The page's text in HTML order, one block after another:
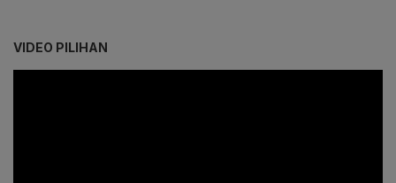
VIDEO PILIHAN